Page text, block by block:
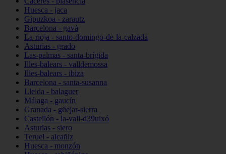
Huesca - jaca
Gipuzkoa - zarautz
Barcelona - gavà
La-rioja - santo-domingo-de-la-calzada
Asturias - grado
Las-palmas - santa-brígida
Illes-balears - valldemossa
Illes-balears - ibiza
Barcelona - santa-susanna
Lleida - balaguer
Málaga - gaucín
Granada - güejar-sierra
Castellón - la-vall-d39uixó
Asturias - siero
Teruel - alcañiz
Huesca - monzón